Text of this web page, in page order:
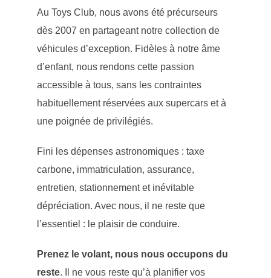
Au Toys Club, nous avons été précurseurs
dès 2007 en partageant notre collection de
véhicules d’exception. Fidèles à notre âme
d’enfant, nous rendons cette passion
accessible à tous, sans les contraintes
habituellement réservées aux supercars et à
une poignée de privilégiés.
Fini les dépenses astronomiques : taxe
carbone, immatriculation, assurance,
entretien, stationnement et inévitable
dépréciation. Avec nous, il ne reste que
l’essentiel : le plaisir de conduire.
Prenez le volant, nous nous occupons du
reste. Il ne vous reste qu’à planifier vos